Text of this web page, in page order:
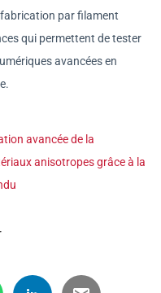
par filament
qui permettent de tester
avancées en
avancée de la
anisotropes grâce à la